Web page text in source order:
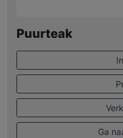
Puurteak
Ga